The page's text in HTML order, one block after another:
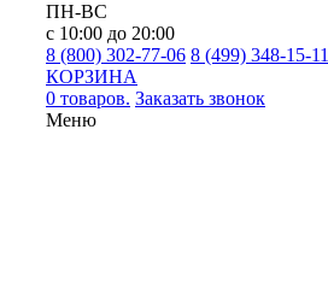
ПН-ВС
с 10:00 до 20:00
8 (800) 302-77-06 8 (499) 348-15-11
КОРЗИНА
0 товаров. Заказать звонок
Меню